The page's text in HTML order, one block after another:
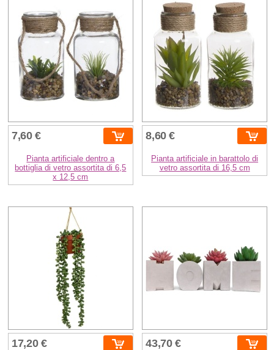
7,60 €
Pianta artificiale dentro a
bottiglia di vetro assortita di 6,5
x 12,5 cm
8,60 €
Pianta artificiale in barattolo di
vetro assortita di 16,5 cm
17,20 € 43,70 €